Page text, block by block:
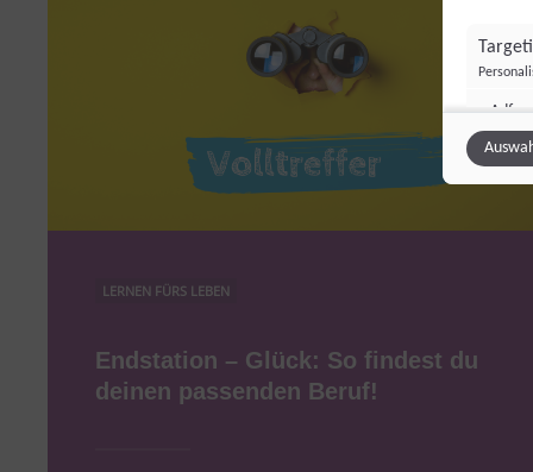
LERNEN FÜRS LEBEN
Endstation – Glück: So findest du
deinen passenden Beruf!
TikTok